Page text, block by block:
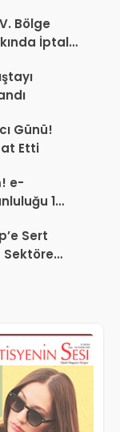
Bölge
İptal
Günü!
Etti
e-
1
Sert
Sektöre